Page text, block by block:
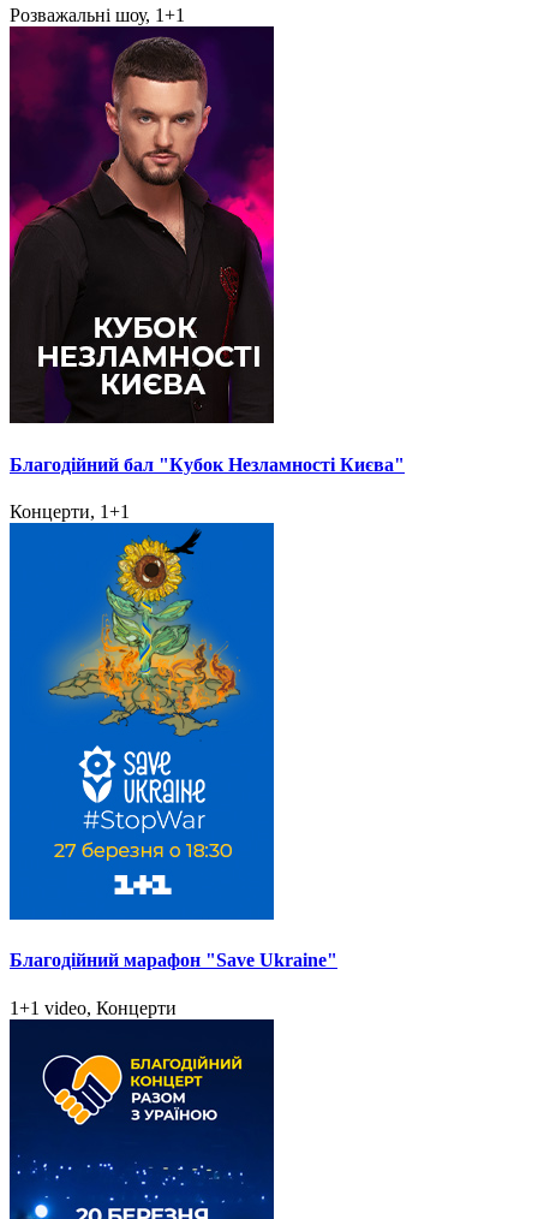
Розважальні шоу, 1+1
Благодійний бал "Кубок Незламності Києва"
Концерти, 1+1
Благодійний марафон "Save Ukraine"
1+1 video, Концерти